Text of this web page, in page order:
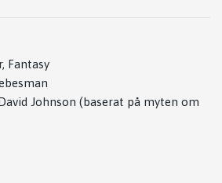
Fantasy
Johnson (baserat på myten om